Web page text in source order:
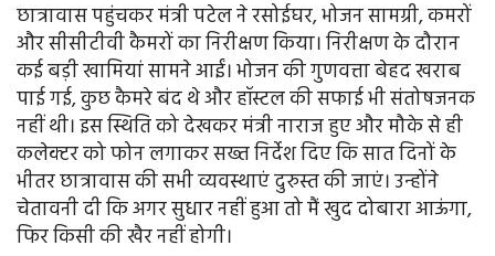
छात्रावास पहुंचकर मंत्री पटेल ने रसोईघर, भोजन सामग्री, कमरों
और सीसीटीवी कैमरों का निरीक्षण किया। निरीक्षण के दौरान
कई बड़ी खामियां सामने आईं। भोजन की गुणवत्ता बेहद खराब
पाई गई, कुछ कैमरे बंद थे और हॉस्टल की सफाई भी संतोषजनक
नहीं थी। इस स्थिति को देखकर मंत्री नाराज हुए और मौके से ही
कलेक्टर को फोन लगाकर सख्त निर्देश दिए कि सात दिनों के
भीतर छात्रावास की सभी व्यवस्थाएं दुरुस्त की जाएं। उन्होंने
चेतावनी दी कि अगर सुधार नहीं हुआ तो मैं खुद दोबारा आऊंगा,
फिर किसी की खैर नहीं होगी।